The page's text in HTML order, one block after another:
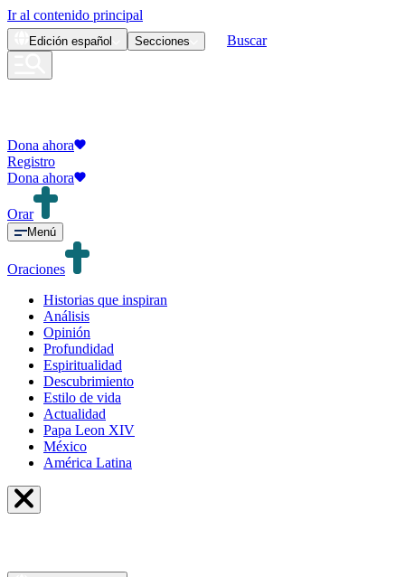
Ir al contenido principal
Edición español Secciones Buscar
Dona ahora
Registro
Dona ahora
Orar
Menú
Oraciones
Historias que inspiran
Análisis
Opinión
Profundidad
Espiritualidad
Descubrimiento
Estilo de vida
Actualidad
Papa Leon XIV
México
América Latina